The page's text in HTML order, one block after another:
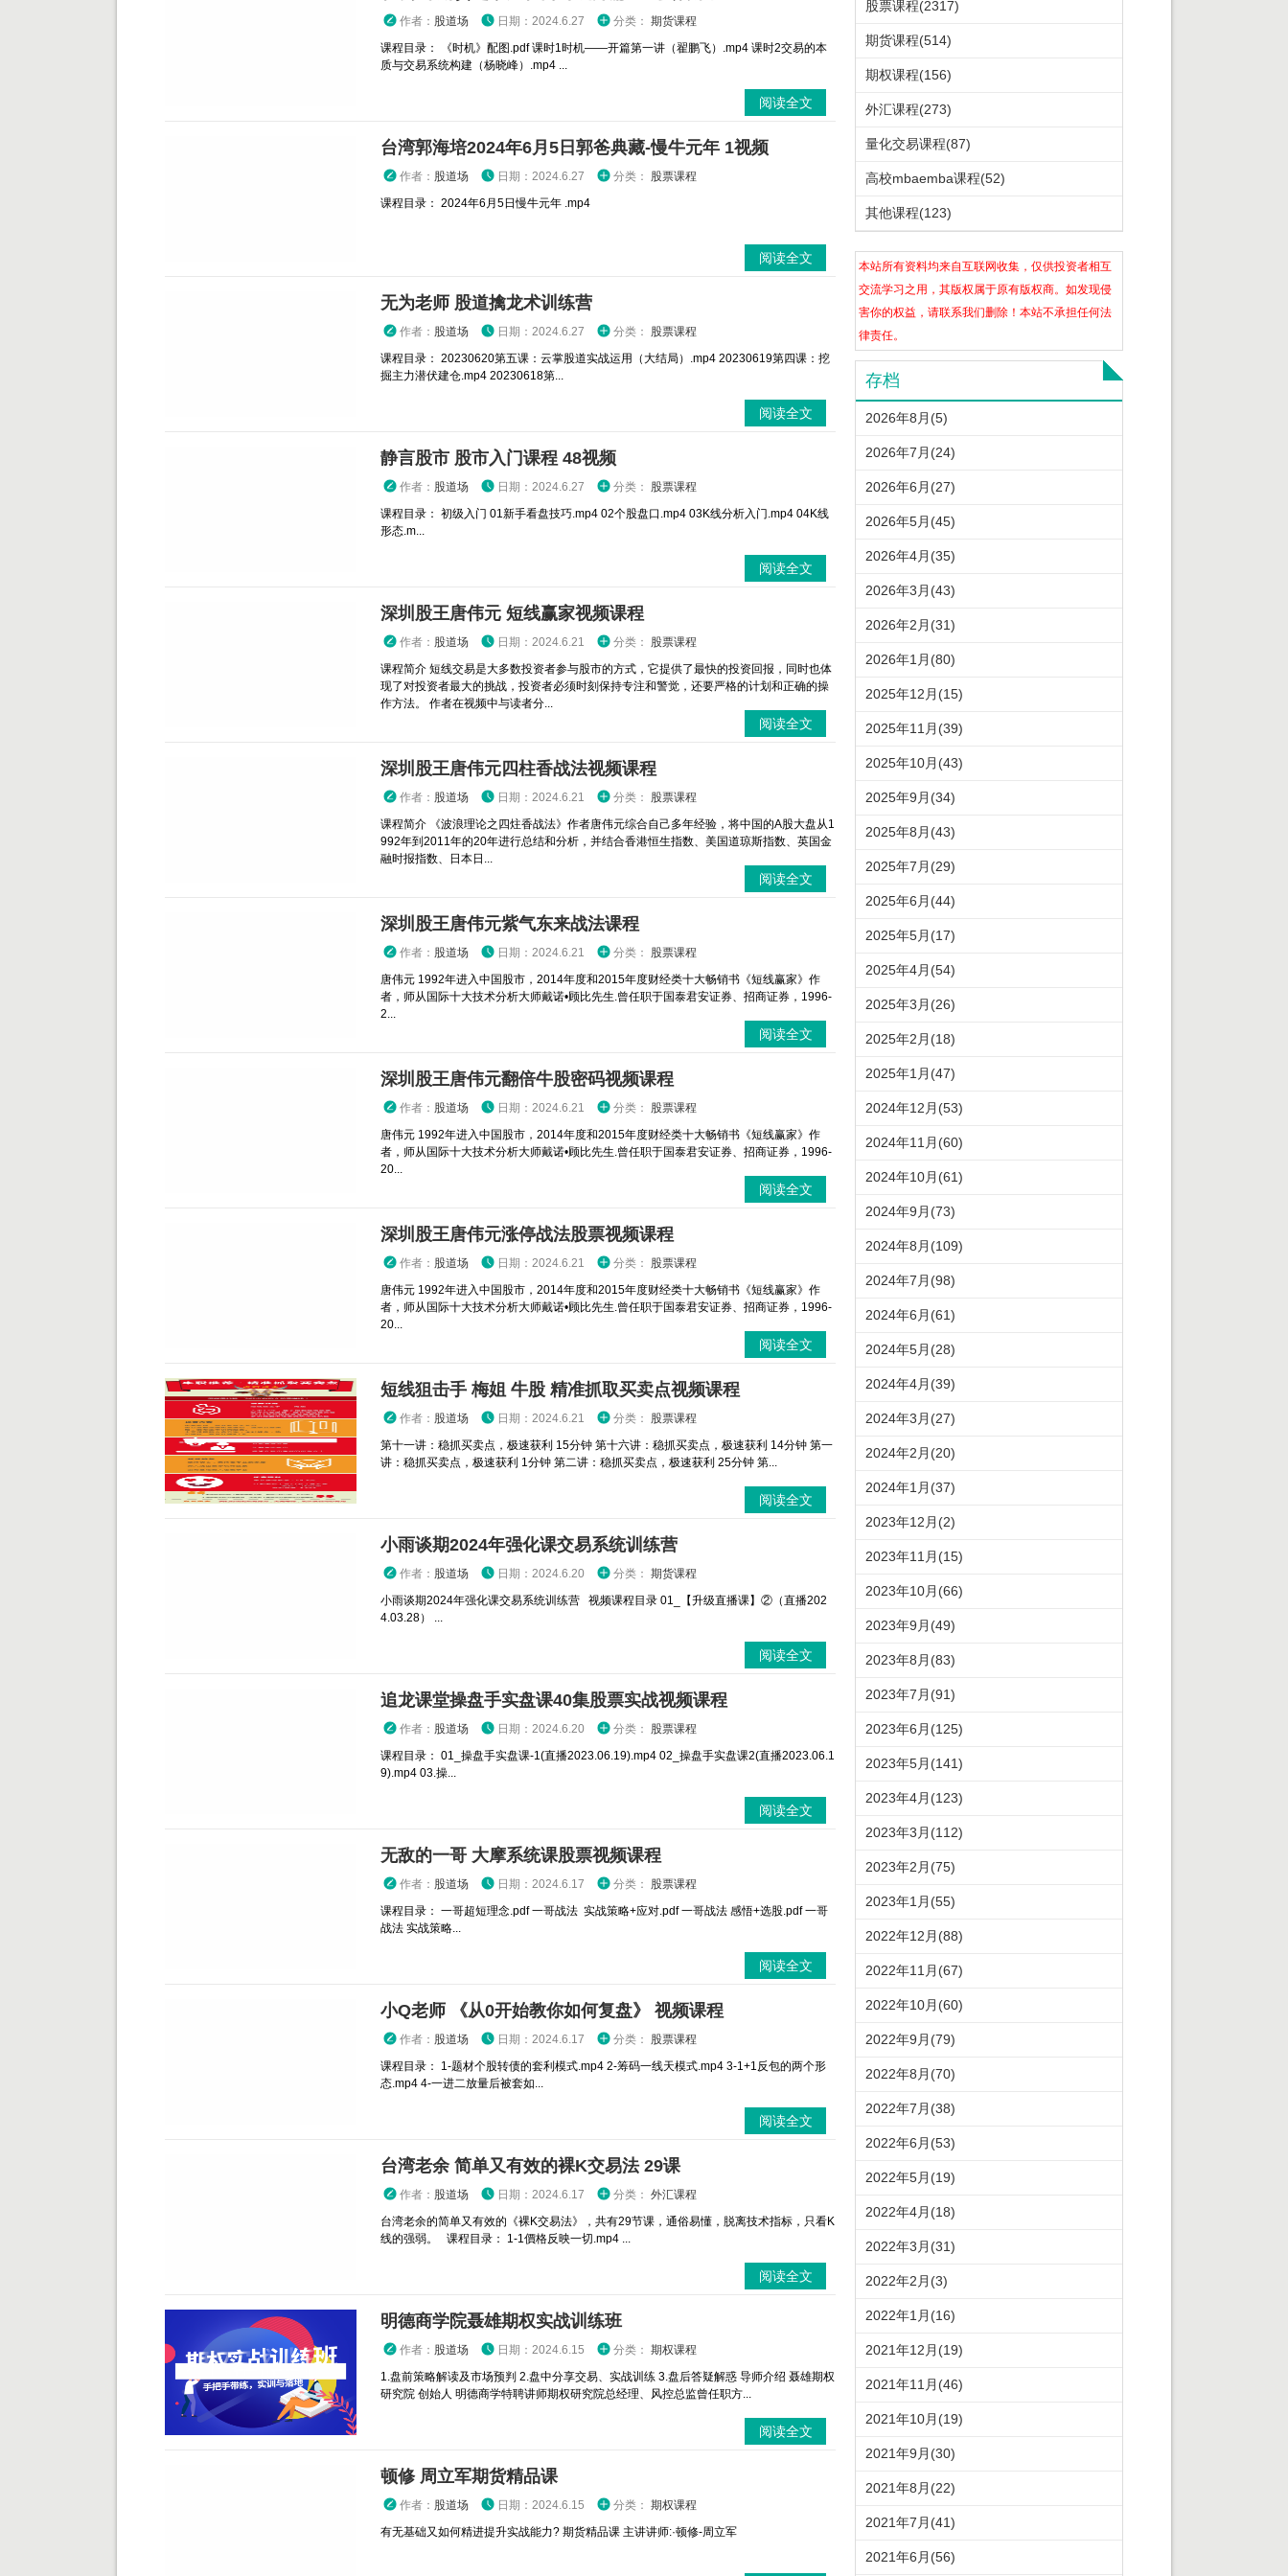
作者： 股道场 日期：2024.6.27 分类： 期货课程
课程目录： 《时机》配图.pdf 课时1时机——开篇第一讲（翟鹏飞）.mp4 课时2交易的本
质与交易系统构建（杨晓峰）.mp4 ...
阅读全文
台湾郭海培2024年6月5日郭爸典藏-慢牛元年 1视频
作者： 股道场 日期：2024.6.27 分类： 股票课程
课程目录： 2024年6月5日慢牛元年 .mp4
阅读全文
无为老师 股道擒龙术训练营
作者： 股道场 日期：2024.6.27 分类： 股票课程
课程目录： 20230620第五课：云掌股道实战运用（大结局）.mp4 20230619第四课：挖
掘主力潜伏建仓.mp4 20230618第...
阅读全文
静言股市 股市入门课程 48视频
作者： 股道场 日期：2024.6.27 分类： 股票课程
课程目录： 初级入门 01新手看盘技巧.mp4 02个股盘口.mp4 03K线分析入门.mp4 04K线
形态.m...
阅读全文
深圳股王唐伟元 短线赢家视频课程
作者： 股道场 日期：2024.6.21 分类： 股票课程
课程简介 短线交易是大多数投资者参与股市的方式，它提供了最快的投资回报，同时也体
现了对投资者最大的挑战，投资者必须时刻保持专注和警觉，还要严格的计划和正确的操
作方法。 作者在视频中与读者分...
阅读全文
深圳股王唐伟元四柱香战法视频课程
作者： 股道场 日期：2024.6.21 分类： 股票课程
课程简介 《波浪理论之四炷香战法》作者唐伟元综合自己多年经验，将中国的A股大盘从1
992年到2011年的20年进行总结和分析，并结合香港恒生指数、美国道琼斯指数、英国金
融时报指数、日本日...
阅读全文
深圳股王唐伟元紫气东来战法课程
作者： 股道场 日期：2024.6.21 分类： 股票课程
唐伟元 1992年进入中国股市，2014年度和2015年度财经类十大畅销书《短线赢家》作
者，师从国际十大技术分析大师戴诺•顾比先生.曾任职于国泰君安证券、招商证券，1996-
2...
阅读全文
深圳股王唐伟元翻倍牛股密码视频课程
作者： 股道场 日期：2024.6.21 分类： 股票课程
唐伟元 1992年进入中国股市，2014年度和2015年度财经类十大畅销书《短线赢家》作
者，师从国际十大技术分析大师戴诺•顾比先生.曾任职于国泰君安证券、招商证券，1996-
20...
阅读全文
深圳股王唐伟元涨停战法股票视频课程
作者： 股道场 日期：2024.6.21 分类： 股票课程
唐伟元 1992年进入中国股市，2014年度和2015年度财经类十大畅销书《短线赢家》作
者，师从国际十大技术分析大师戴诺•顾比先生.曾任职于国泰君安证券、招商证券，1996-
20...
阅读全文
短线狙击手 梅姐 牛股 精准抓取买卖点视频课程
作者： 股道场 日期：2024.6.21 分类： 股票课程
第十一讲：稳抓买卖点，极速获利 15分钟 第十六讲：稳抓买卖点，极速获利 14分钟 第一
讲：稳抓买卖点，极速获利 1分钟 第二讲：稳抓买卖点，极速获利 25分钟 第...
阅读全文
小雨谈期2024年强化课交易系统训练营
作者： 股道场 日期：2024.6.20 分类： 期货课程
小雨谈期2024年强化课交易系统训练营 视频课程目录 01_【升级直播课】②（直播202
4.03.28） ...
阅读全文
追龙课堂操盘手实盘课40集股票实战视频课程
作者： 股道场 日期：2024.6.20 分类： 股票课程
课程目录： 01_操盘手实盘课-1(直播2023.06.19).mp4 02_操盘手实盘课2(直播2023.06.1
9).mp4 03.操...
阅读全文
无敌的一哥 大摩系统课股票视频课程
作者： 股道场 日期：2024.6.17 分类： 股票课程
课程目录： 一哥超短理念.pdf 一哥战法 实战策略+应对.pdf 一哥战法 感悟+选股.pdf 一哥
战法 实战策略...
阅读全文
小Q老师 《从0开始教你如何复盘》 视频课程
作者： 股道场 日期：2024.6.17 分类： 股票课程
课程目录： 1-题材个股转债的套利模式.mp4 2-筹码一线天模式.mp4 3-1+1反包的两个形
态.mp4 4-一进二放量后被套如...
阅读全文
台湾老余 简单又有效的裸K交易法 29课
作者： 股道场 日期：2024.6.17 分类： 外汇课程
台湾老余的简单又有效的《裸K交易法》，共有29节课，通俗易懂，脱离技术指标，只看K
线的强弱。 课程目录： 1-1價格反映一切.mp4 ...
阅读全文
明德商学院聂雄期权实战训练班
作者： 股道场 日期：2024.6.15 分类： 期权课程
1.盘前策略解读及市场预判 2.盘中分享交易、实战训练 3.盘后答疑解惑 导师介绍 聂雄期权
研究院 创始人 明德商学特聘讲师期权研究院总经理、风控总监曾任职方...
阅读全文
顿修 周立军期货精品课
作者： 股道场 日期：2024.6.15 分类： 期权课程
有无基础又如何精进提升实战能力? 期货精品课 主讲讲师:·顿修-周立军
股票课程(2317)
期货课程(514)
期权课程(156)
外汇课程(273)
量化交易课程(87)
高校mbaemba课程(52)
其他课程(123)
本站所有资料均来自互联网收集，仅供投资者相互
交流学习之用，其版权属于原有版权商。如发现侵
害你的权益，请联系我们删除！本站不承担任何法
律责任。
存档
2026年8月(5)
2026年7月(24)
2026年6月(27)
2026年5月(45)
2026年4月(35)
2026年3月(43)
2026年2月(31)
2026年1月(80)
2025年12月(15)
2025年11月(39)
2025年10月(43)
2025年9月(34)
2025年8月(43)
2025年7月(29)
2025年6月(44)
2025年5月(17)
2025年4月(54)
2025年3月(26)
2025年2月(18)
2025年1月(47)
2024年12月(53)
2024年11月(60)
2024年10月(61)
2024年9月(73)
2024年8月(109)
2024年7月(98)
2024年6月(61)
2024年5月(28)
2024年4月(39)
2024年3月(27)
2024年2月(20)
2024年1月(37)
2023年12月(2)
2023年11月(15)
2023年10月(66)
2023年9月(49)
2023年8月(83)
2023年7月(91)
2023年6月(125)
2023年5月(141)
2023年4月(123)
2023年3月(112)
2023年2月(75)
2023年1月(55)
2022年12月(88)
2022年11月(67)
2022年10月(60)
2022年9月(79)
2022年8月(70)
2022年7月(38)
2022年6月(53)
2022年5月(19)
2022年4月(18)
2022年3月(31)
2022年2月(3)
2022年1月(16)
2021年12月(19)
2021年11月(46)
2021年10月(19)
2021年9月(30)
2021年8月(22)
2021年7月(41)
2021年6月(56)